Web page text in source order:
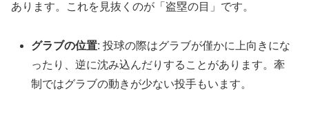
あります。これを見抜くのが「盗塁の目」です。
グラブの位置: 投球の際はグラブが僅かに上向きにな
ったり、逆に沈み込んだりすることがあります。牽
制ではグラブの動きが少ない投手もいます。